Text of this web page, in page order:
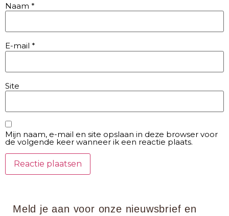
Naam *
E-mail *
Site
Mijn naam, e-mail en site opslaan in deze browser voor
de volgende keer wanneer ik een reactie plaats.
Meld je aan voor onze nieuwsbrief en